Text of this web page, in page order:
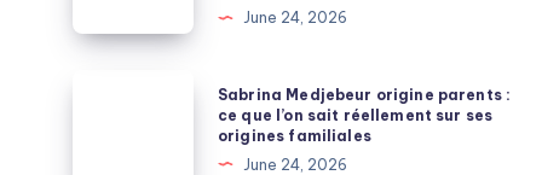
rôles
privée
June 24, 2026
Sabrina Medjebeur origine parents :
ce que l’on sait réellement sur ses
origines familiales
June 24, 2026